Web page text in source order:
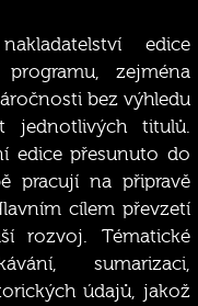
edice
zejména
bez výhledu
jednotlivých titulů.
edice přesunuto do
pracují na připravě
cílem převzetí
rozvoj. Tématické
sumarizaci,
údajů, jakož